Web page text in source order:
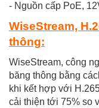
- Nguồn cấp PoE,
WiseStream,
thông:
WiseStream, công
băng thông bằng
khi kết hợp với
cải thiện tới 75% so